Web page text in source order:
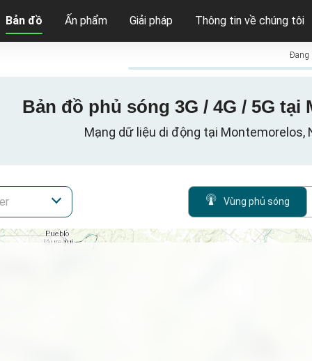
Bản đồ Ấn phẩm Giải pháp Thông tin về chúng tôi
Đang
Bản đồ phủ sóng 3G / 4G / 5G
Mạng dữ liệu di động tại Montemorelos,
Vùng phủ sóng